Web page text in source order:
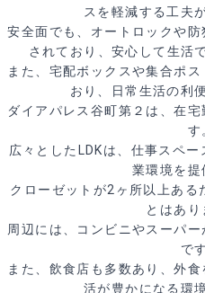
スを軽減する工夫
安全面でも、オートロックや
されており、安心して生活
また、宅配ボックスや集合ポ
おり、日常生活の利
ダイアパレス谷町第２は、在
す
広々としたLDKは、仕事スペ
業環境を提
クローゼットが2ヶ所以上ある
とはあり
周辺には、コンビニやスーパ
で
また、飲食店も多数あり、外
活が豊かになる環